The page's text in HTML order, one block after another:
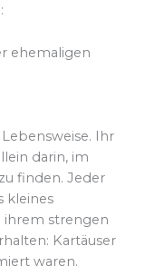
ehemaligen
Ihr
darin, im
finden. Jeder
kleines
ihrem strengen
Kartäuser
waren.